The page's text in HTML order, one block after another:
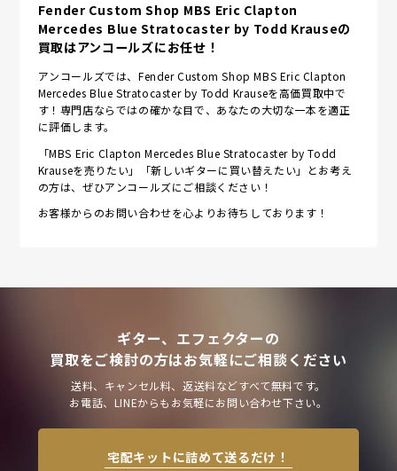
Fender Custom Shop MBS Eric Clapton
Mercedes Blue Stratocaster by Todd Krauseの
買取はアンコールズにお任せ！
アンコールズでは、Fender Custom Shop MBS Eric Clapton
Mercedes Blue Stratocaster by Todd Krauseを高価買取中で
す！専門店ならではの確かな目で、あなたの大切な一本を適正
に評価します。
「MBS Eric Clapton Mercedes Blue Stratocaster by Todd
Krauseを売りたい」「新しいギターに買い替えたい」とお考え
の方は、ぜひアンコールズにご相談ください！
お客様からのお問い合わせを心よりお待ちしております！
ギター、エフェクターの
買取をご検討の方はお気軽にご相談ください
送料、キャンセル料、返送料などすべて無料です。
お電話、LINEからもお気軽にお問い合わせ下さい。
宅配キットに詰めて送るだけ！